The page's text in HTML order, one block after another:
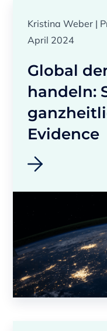
Kristina Weber |
April 2024
Global
handeln:
Evidence